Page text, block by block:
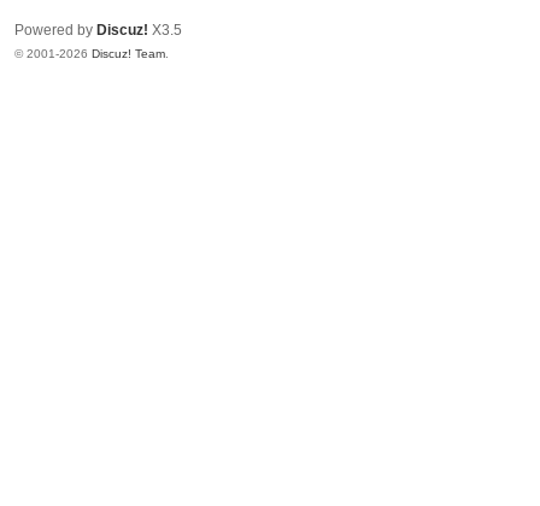
S
Powered by Discuz! X3.5
© 2001-2026 Discuz! Team